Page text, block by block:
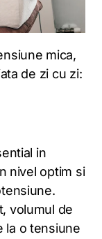
mica,
de zi cu zi:
in
nivel optim si
volumul de
la o tensiune